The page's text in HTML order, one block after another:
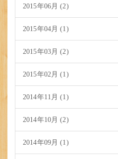
2015年06月 (2)
2015年04月 (1)
2015年03月 (2)
2015年02月 (1)
2014年11月 (1)
2014年10月 (2)
2014年09月 (1)